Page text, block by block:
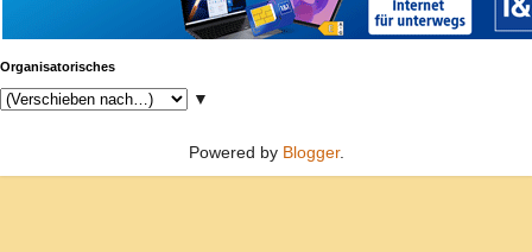
Organisatorisches
▼
Powered by Blogger.